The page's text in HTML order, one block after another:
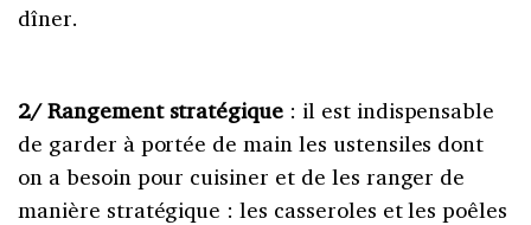
dîner.
2/ Rangement stratégique : il est indispensable
de garder à portée de main les ustensiles dont
on a besoin pour cuisiner et de les ranger de
manière stratégique : les casseroles et les poêles